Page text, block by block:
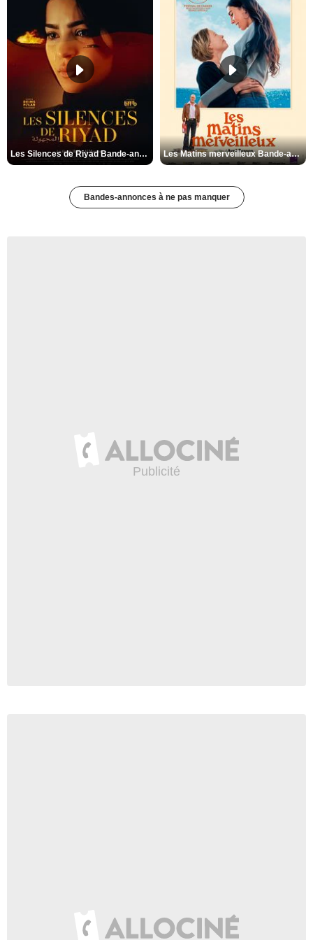
Les Silences de Riyad Bande-annonce VO STFR Les Matins merveilleux Bande-annonce VF
Bandes-annonces à ne pas manquer